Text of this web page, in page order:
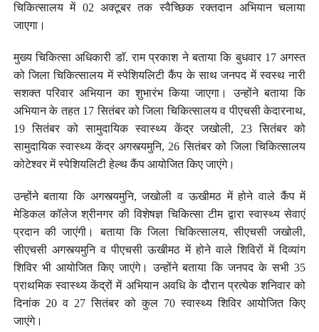
चिकित्सालय में 02 अक्टूबर तक स्वैच्छिक रक्तदान अभियान चलाया
जाएगा।
मुख्य चिकित्सा अधिकारी डाॅ. राम प्रकाश ने बताया कि बुधवार 17 अगस्त
को जिला चिकित्सालय में स्पेशियलिटी कैंप के साथ जनपद में स्वस्थ नारी
सशक्त परिवार अभियान का शुभारंभ किया जाएगा। उन्होंने बताया कि
अभियान के तहत 17 सितंबर को जिला चिकित्सालय व पीएचसी केदारनाथ,
19 सितंबर को सामुदायिक स्वास्थ्य केंद्र जखोली, 23 सितंबर को
सामुदायिक स्वास्थ्य केंद्र अगस्त्यमुनि, 26 सितंबर को जिला चिकित्सालय
कोटेश्वर में स्पेशियलिटी हेल्थ कैंप आयोजित किए जाएंगे।
उन्होंने बताया कि अगस्त्यमुनि, जखोली व ऊखीमठ में होने वाले कैंप में
मेडिकल कॉलेज श्रीनगर की विशेषज्ञ चिकित्सा टीम द्वारा स्वास्थ्य सेवाएं
प्रदान की जाएंगी। बताया कि जिला चिकित्सालय, सीएचसी जखोली,
सीएचसी अगस्त्यमुनि व पीएचसी ऊखीमठ में होने वाले शिविरों में दिव्यांग
शिविर भी आयोजित किए जाएंगे। उन्होंने बताया कि जनपद के सभी 35
प्राथमिक स्वास्थ्य केंद्रों में अभियान अवधि के दौरान प्रत्येक शनिवार को
दिनांक 20 व 27 सितंबर को कुल 70 स्वास्थ्य शिविर आयोजित किए
जाएंगे।